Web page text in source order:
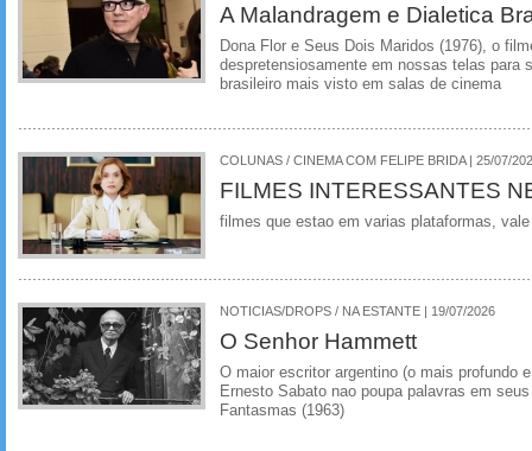
A Malandragem e Dialetica
Dona Flor e Seus Dois Maridos (1976), o
despretensiosamente em nossas telas para
brasileiro mais visto em salas de cinema
COLUNAS / CINEMA COM FELIPE BRIDA | 25/07/
FILMES INTERESSANTES
filmes que estao em varias plataformas,
NOTICIAS/DROPS / NA ESTANTE | 19/07/2026
O Senhor Hammett
O maior escritor argentino (o mais profundo
Ernesto Sabato nao poupa palavras em
Fantasmas (1963)